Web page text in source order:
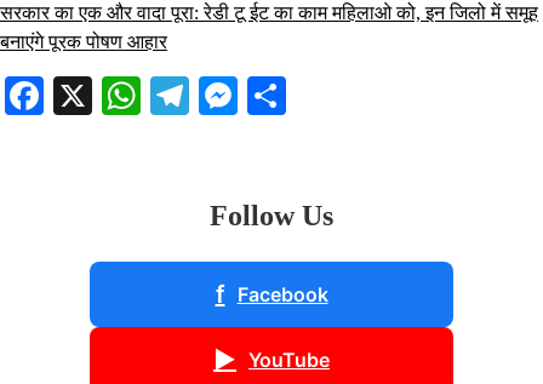
सरकार का एक और वादा पूरा: रेडी टू ईट का काम महिलाओ को, इन जिलो में समूह
बनाएंगे पूरक पोषण आहार
Facebook
X WhatsApp
Telegram
Messenger
Follow Us
f Facebook
▶ YouTube